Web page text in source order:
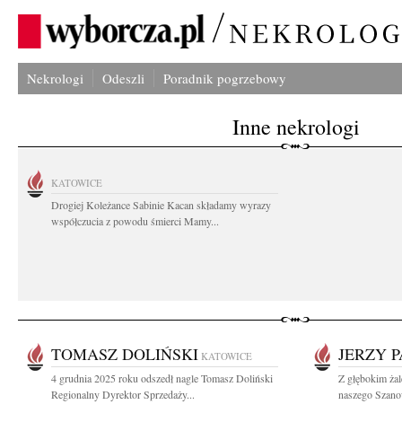
Nekrologi Odeszli Poradnik pogrzebowy
Inne nekrologi
KATOWICE
Drogiej Koleżance Sabinie Kacan składamy wyrazy
współczucia z powodu śmierci Mamy...
TOMASZ DOLIŃSKI KATOWICE
4 grudnia 2025 roku odszedł nagle Tomasz Doliński
Regionalny Dyrektor Sprzedaży...
JERZY
Z głębokim
naszego